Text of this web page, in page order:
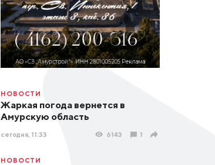
НОВОСТИ
Жаркая погода вернется в
Амурскую область
сегодня, 11:33 6143 1
НОВОСТИ